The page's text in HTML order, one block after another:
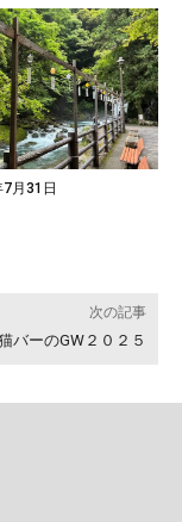
月31日
次の記事
バーのGW２０２５